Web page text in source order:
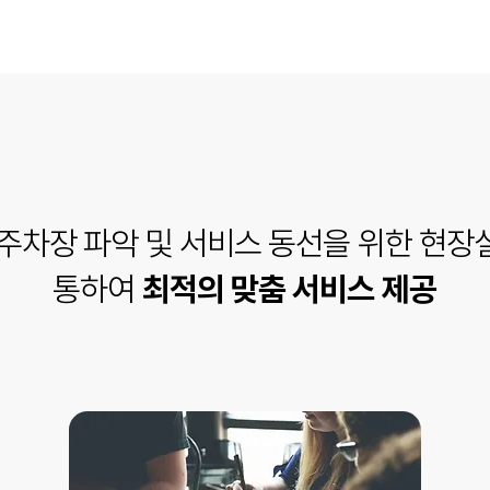
차장 파악 및 서비스 동선을 위한 현장
통하여 최적의 맞춤 서비스 제공